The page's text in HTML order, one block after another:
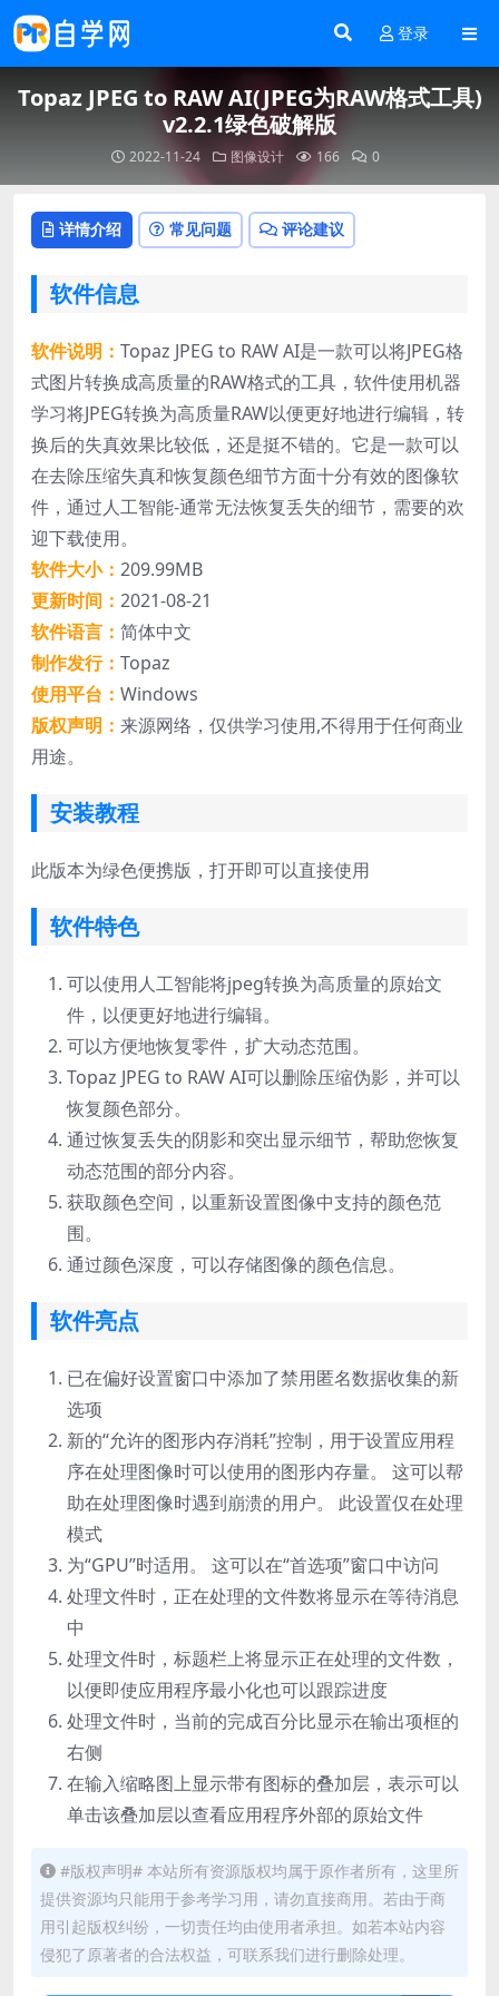
登录
Topaz JPEG to RAW AI(JPEG为RAW格式工具)
v2.2.1绿色破解版
2022-11-24 图像设计 166 0
详情介绍 常见问题 评论建议
软件信息
软件说明： Topaz JPEG to RAW AI是一款可以将JPEG格
式图片转换成高质量的RAW格式的工具，软件使用机器
学习将JPEG转换为高质量RAW以便更好地进行编辑，转
换后的失真效果比较低，还是挺不错的。它是一款可以
在去除压缩失真和恢复颜色细节方面十分有效的图像软
件，通过人工智能-通常无法恢复丢失的细节，需要的欢
迎下载使用。
软件大小： 209.99MB
更新时间： 2021-08-21
软件语言： 简体中文
制作发行： Topaz
使用平台： Windows
版权声明： 来源网络，仅供学习使用,不得用于任何商业
用途。
安装教程
此版本为绿色便携版，打开即可以直接使用
软件特色
可以使用人工智能将jpeg转换为高质量的原始文
件，以便更好地进行编辑。
可以方便地恢复零件，扩大动态范围。
Topaz JPEG to RAW AI可以删除压缩伪影，并可以
恢复颜色部分。
通过恢复丢失的阴影和突出显示细节，帮助您恢复
动态范围的部分内容。
获取颜色空间，以重新设置图像中支持的颜色范
围。
通过颜色深度，可以存储图像的颜色信息。
软件亮点
已在偏好设置窗口中添加了禁用匿名数据收集的新
选项
新的“允许的图形内存消耗”控制，用于设置应用程
序在处理图像时可以使用的图形内存量。 这可以帮
助在处理图像时遇到崩溃的用户。 此设置仅在处理
模式
为“GPU”时适用。 这可以在“首选项”窗口中访问
处理文件时，正在处理的文件数将显示在等待消息
中
处理文件时，标题栏上将显示正在处理的文件数，
以便即使应用程序最小化也可以跟踪进度
处理文件时，当前的完成百分比显示在输出项框的
右侧
在输入缩略图上显示带有图标的叠加层，表示可以
单击该叠加层以查看应用程序外部的原始文件
#版权声明# 本站所有资源版权均属于原作者所有，这里所
提供资源均只能用于参考学习用，请勿直接商用。若由于商
用引起版权纠纷，一切责任均由使用者承担。如若本站内容
侵犯了原著者的合法权益，可联系我们进行删除处理。